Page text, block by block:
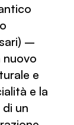
–
nuovo
e
e la
un